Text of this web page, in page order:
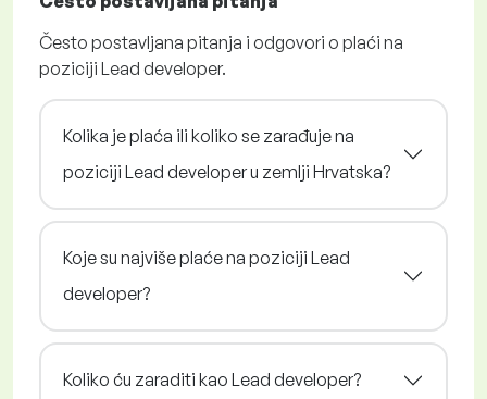
Često postavljana pitanja i odgovori o plaći na
poziciji Lead developer.
Kolika je plaća ili koliko se zarađuje na
poziciji Lead developer u zemlji Hrvatska?
Koje su najviše plaće na poziciji Lead
developer?
Koliko ću zaraditi kao Lead developer?